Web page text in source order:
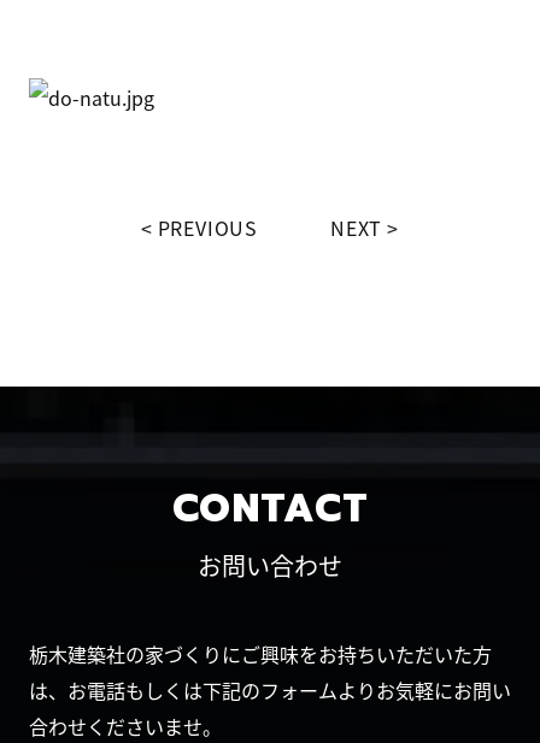
PREVIOUS NEXT
CONTACT
お問い合わせ
栃木建築社の家づくりにご興味をお持ちいただいた方
は、お電話もしくは下記のフォームよりお気軽にお問い
合わせくださいませ。